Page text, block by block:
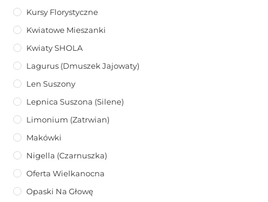
Kursy Florystyczne
Kwiatowe Mieszanki
Kwiaty SHOLA
Lagurus (dmuszek Jajowaty)
Len Suszony
Lepnica Suszona (Silene)
Limonium (zatrwian)
Makówki
Nigella (Czarnuszka)
Oferta Wielkanocna
Opaski Na Głowę